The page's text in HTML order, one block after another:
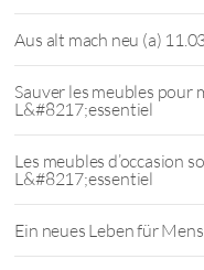
Aus alt mach neu (a)
Sauver les meubles pour
L&#8217;essentiel
Les meubles d’occasion
L&#8217;essentiel
Ein neues Leben für